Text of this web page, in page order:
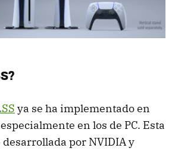
ya se ha implementado en
en los de PC. Esta
por NVIDIA y